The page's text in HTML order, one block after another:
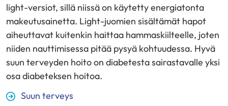
light-versiot, sillä niissä on käytetty energiatonta
makeutusainetta. Light-juomien sisältämät hapot
aiheuttavat kuitenkin haittaa hammaskiilteelle, joten
niiden nauttimisessa pitää pysyä kohtuudessa. Hyvä
suun terveyden hoito on diabetesta sairastavalle yksi
osa diabeteksen hoitoa.
Suun terveys